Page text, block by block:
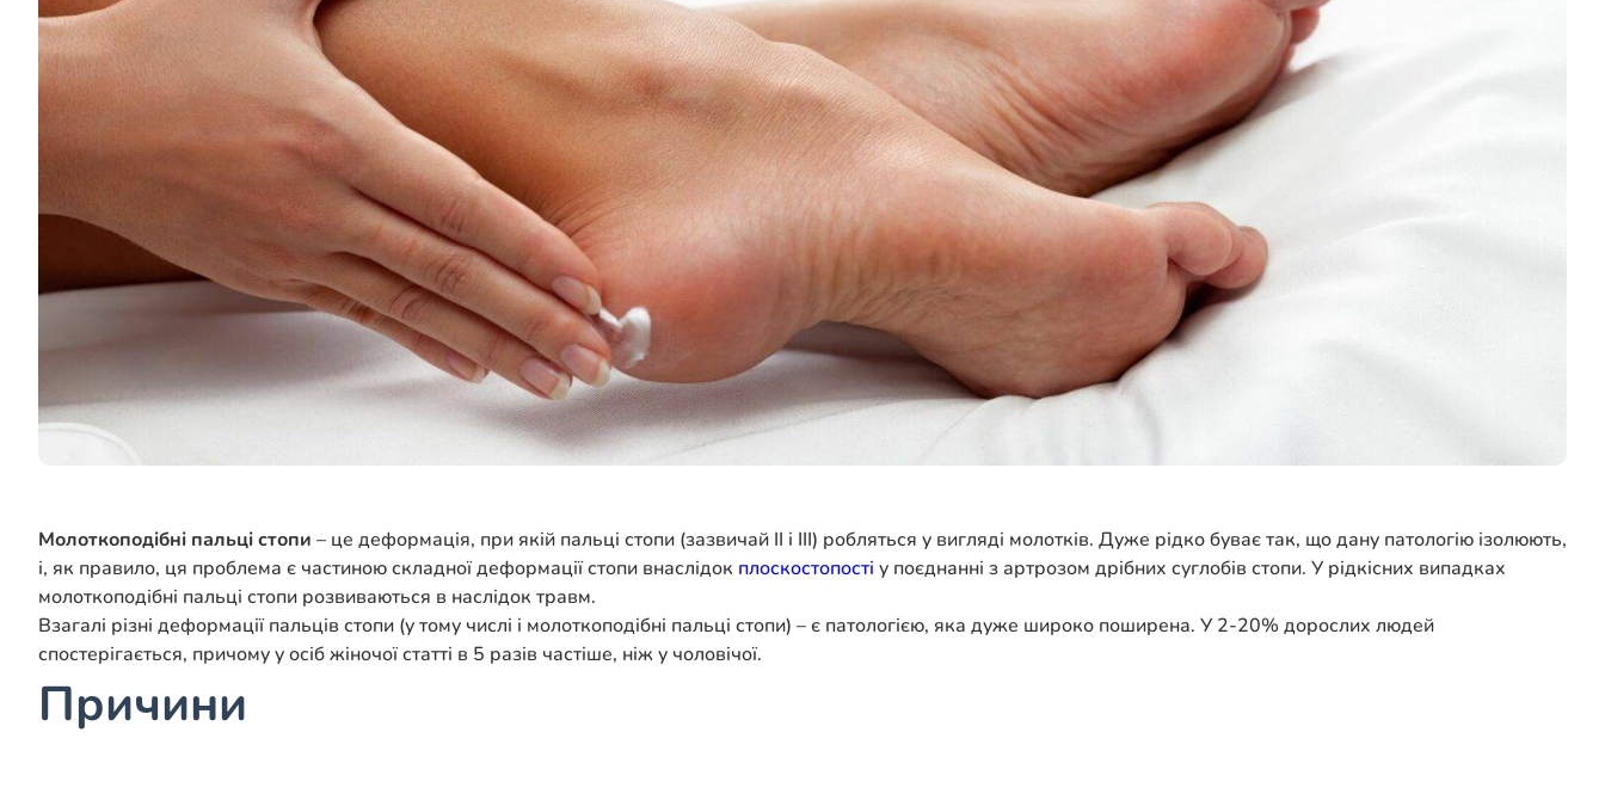
Молоткоподібні пальці стопи – це деформація, при якій пальці стопи (зазвичай II і III) робляться у вигляді молотків. Дуже рідко буває так, що дану патологію ізолюють,
і, як правило, ця проблема є частиною складної деформації стопи внаслідок плоскостопості у поєднанні з артрозом дрібних суглобів стопи. У рідкісних випадках
молоткоподібні пальці стопи розвиваються в наслідок травм.
Взагалі різні деформації пальців стопи (у тому числі і молоткоподібні пальці стопи) – є патологією, яка дуже широко поширена. У 2-20% дорослих людей
спостерігається, причому у осіб жіночої статті в 5 разів частіше, ніж у чоловічої.
Причини